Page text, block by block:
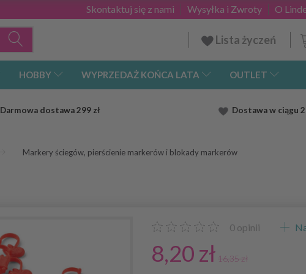
O
Wysyłka i Zwroty
Skontaktuj się z nami
Lista życzeń
HOBBY WYPRZEDAŻ KOŃCA LATA OUTLET
Darmowa dostawa299 zł Dostawaw ciągu 2
Markery ściegów, pierścienie markerów i blokady markerów
0 opinii
8,20 zł 16,35 zł